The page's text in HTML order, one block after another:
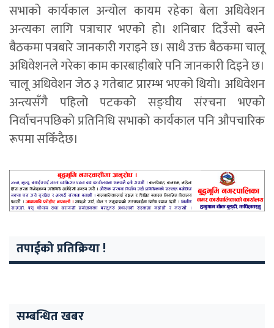
सभाको कार्यकाल अन्योल कायम रहेका बेला अधिवेशन
अन्त्यका लागि पत्राचार भएको हो। शनिबार दिउँसो बस्ने
बैठकमा पत्रबारे जानकारी गराइने छ। साथै उक्त बैठकमा चालू
अधिवेशनले गरेका काम कारबाहीबारे पनि जानकारी दिइने छ।
चालू अधिवेशन जेठ ३ गतेबाट प्रारम्भ भएको थियो। अधिवेशन
अन्त्यसँगै पहिलो पटकको सङ्घीय संरचना भएको
निर्वाचनपछिको प्रतिनिधि सभाको कार्यकाल पनि औपचारिक
रूपमा सकिँदैछ।
तपाईको प्रतिक्रिया !
सम्बन्धित खबर